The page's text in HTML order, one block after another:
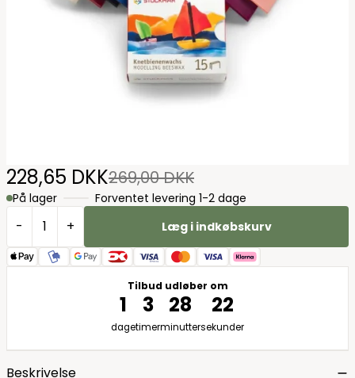
228,65 DKK269,00 DKK
På lager Forventet levering 1-2 dage
- + Læg i indkøbskurv
Tilbud udløber om
1
dage
3
timer
28
minutter
22
sekunder
Beskrivelse